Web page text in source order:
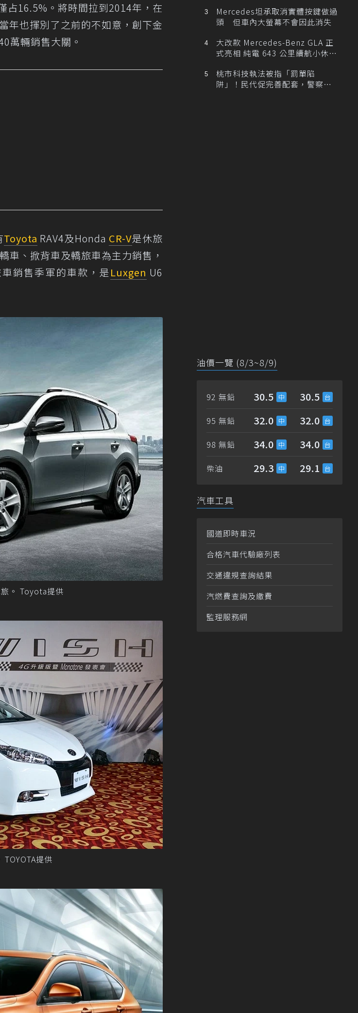
占16.5%。將時間拉到2014年，在
年也揮別了之前的不如意，創下金
萬輛銷售大關。
Toyota RAV4及Honda CR-V是休旅
車、掀背車及轎旅車為主力銷售，
銷售季軍的車款，是Luxgen U6
。 Toyota提供
提供
Mercedes坦承取消實體按鍵做過
頭 但車內大螢幕不會因此消失
大改款 Mercedes-Benz GLA 正
式亮相 純電 643 公里續航小休
桃市科技執法被指「罰單陷
阱」！民代促完善配套，警察局
油價一覽 (8/3~8/9)
92 無鉛 30.5 30.5
95 無鉛 32.0 32.0
98 無鉛 34.0 34.0
柴油 29.3 29.1
汽車工具
國道即時車況
合格汽車代驗廠列表
交通違規查詢結果
汽燃費查詢及繳費
監理服務網